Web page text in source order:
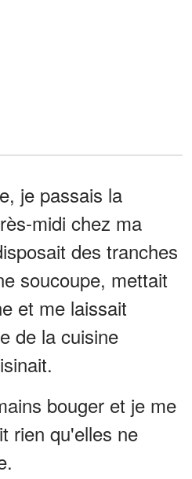
je passais la
midi chez ma
des tranches
soucoupe, mettait
et me laissait
de la cuisine
bouger et je me
rien qu'elles ne